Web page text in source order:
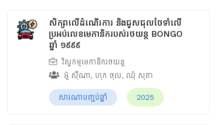
សិក្សាលើដំណើរការ និងជួសជុលថែទាំលើ
ប្រអប់លេខមេកានិករបស់រថយន្ត BONGO
ឆ្នាំ ១៩៩៩
វិស្វកម្មមេកានិករថយន្ត
អ៊ូ ស៊ីណា, ហុក ថុល, ឈុំ សុភា
សារណាបញ្ចប់ឆ្នាំ 2025